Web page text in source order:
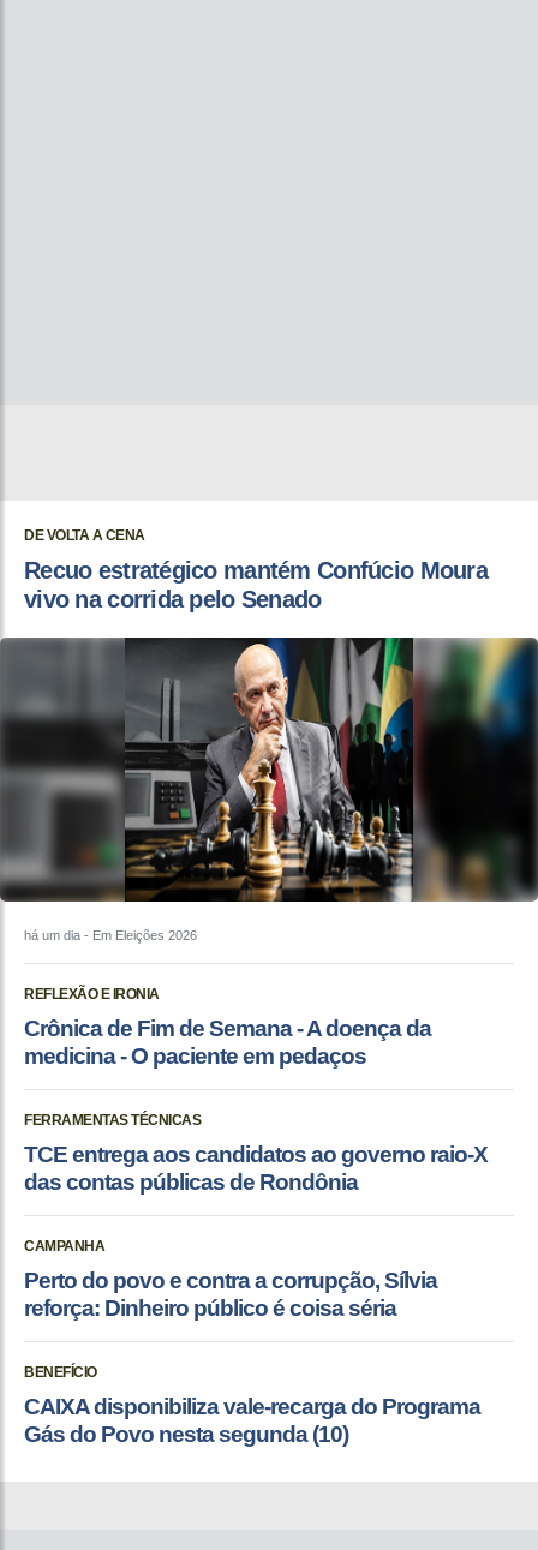
DE VOLTA A CENA
Recuo estratégico mantém Confúcio Moura
vivo na corrida pelo Senado
há um dia - Em Eleições 2026
REFLEXÃO E IRONIA
Crônica de Fim de Semana - A doença da
medicina - O paciente em pedaços
FERRAMENTAS TÉCNICAS
TCE entrega aos candidatos ao governo raio-X
das contas públicas de Rondônia
CAMPANHA
Perto do povo e contra a corrupção, Sílvia
reforça: Dinheiro público é coisa séria
BENEFÍCIO
CAIXA disponibiliza vale-recarga do Programa
Gás do Povo nesta segunda (10)